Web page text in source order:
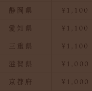
静岡県
¥1,100
愛知県
¥1,100
三重県
¥1,100
滋賀県
¥1,000
京都府
¥1,000